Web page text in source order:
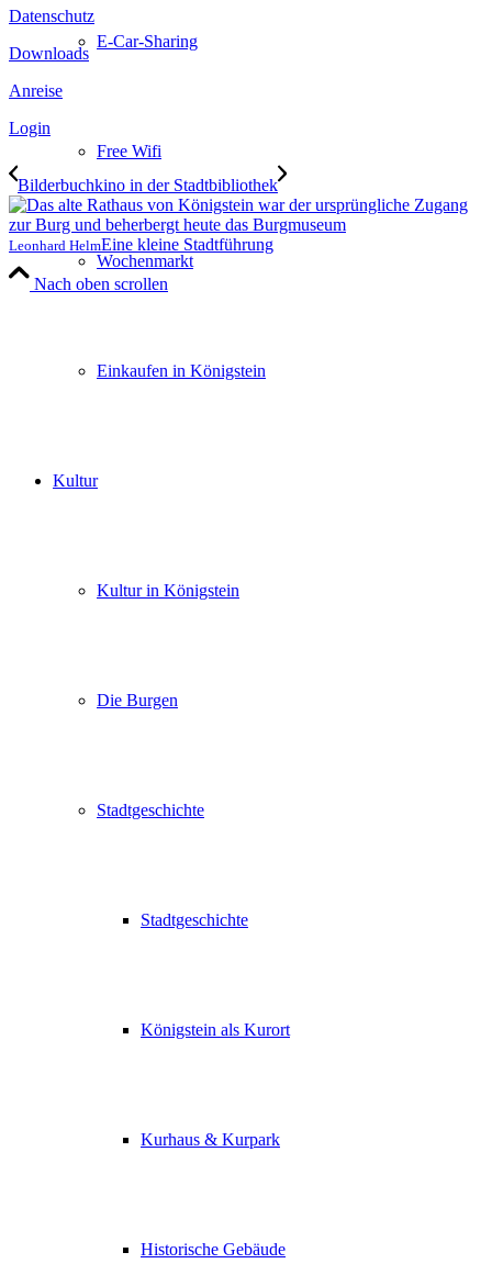
E-Car-Sharing
Free Wifi
Wochenmarkt
Einkaufen in Königstein
Kultur
Kultur in Königstein
Die Burgen
Stadtgeschichte
Stadtgeschichte
Königstein als Kurort
Kurhaus & Kurpark
Historische Gebäude
Datenschutz
Downloads
Anreise
Login
Bilderbuchkino in der Stadtbibliothek
Leonhard HelmEine kleine Stadtführung
Nach oben scrollen